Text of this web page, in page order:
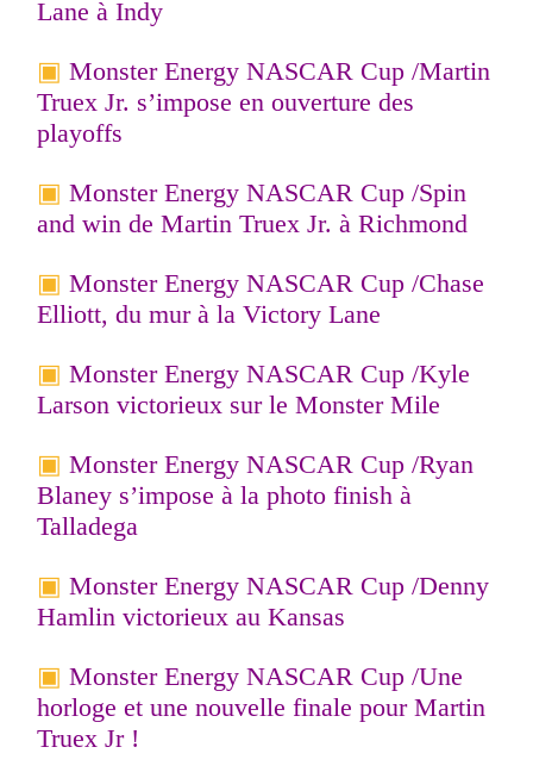
Lane à Indy
Monster Energy NASCAR Cup /Martin
Truex Jr. s’impose en ouverture des
playoffs
Monster Energy NASCAR Cup /Spin
and win de Martin Truex Jr. à Richmond
Monster Energy NASCAR Cup /Chase
Elliott, du mur à la Victory Lane
Monster Energy NASCAR Cup /Kyle
Larson victorieux sur le Monster Mile
Monster Energy NASCAR Cup /Ryan
Blaney s’impose à la photo finish à
Talladega
Monster Energy NASCAR Cup /Denny
Hamlin victorieux au Kansas
Monster Energy NASCAR Cup /Une
horloge et une nouvelle finale pour Martin
Truex Jr !